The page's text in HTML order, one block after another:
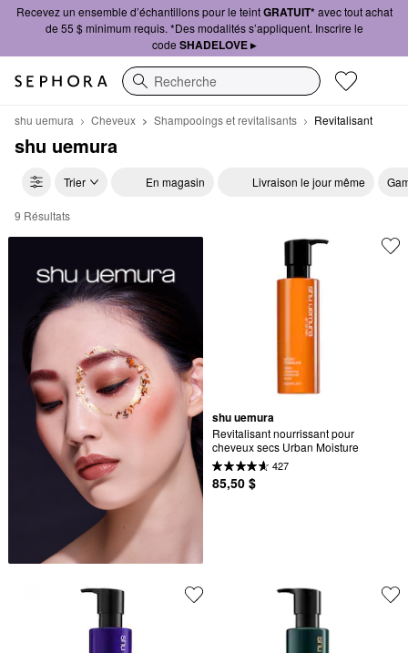
Recevez un ensemble d’échantillons pour le teintGRATUIT*avec tout achat
de 55 $ minimum requis. *Des modalités s’appliquent. Inscrire le
code SHADELOVE ▸
Recherche
shu uemura Cheveux Shampooings et revitalisants Revitalisant
shu uemura
Trier En magasin Livraison le jour même
shu uemura Revitalisant
9 Résultats
shu uemura
Revitalisant nourrissant pour
cheveux secs Urban Moisture
427
85,50 $